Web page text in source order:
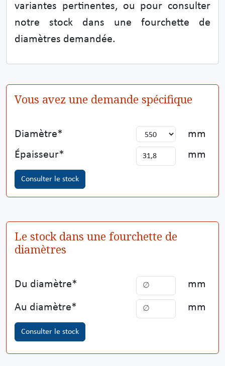
variantes pertinentes, ou pour consulter
notre stock dans une fourchette de
diamètres demandée.
Vous avez une demande spécifique
Diamètre
mm
Épaisseur
mm
Consulter le stock
Le stock dans une fourchette de
diamètres
Du diamètre
mm
Au diamètre
mm
Consulter le stock